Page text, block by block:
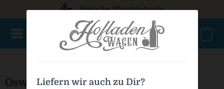
Einfache Pfandrückgabe
Oswald Zitzelsberger Tresterbrand
Liefern wir auch zu Dir?